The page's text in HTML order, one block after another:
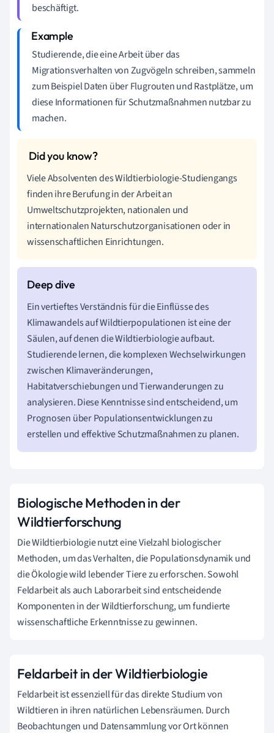
beschäftigt.
Studierende, die eine Arbeit über das
Migrationsverhalten von Zugvögeln schreiben, sammeln
zum Beispiel Daten über Flugrouten und Rastplätze, um
diese Informationen für Schutzmaßnahmen nutzbar zu
machen.
Viele Absolventen des Wildtierbiologie-Studiengangs
finden ihre Berufung in der Arbeit an
Umweltschutzprojekten, nationalen und
internationalen Naturschutzorganisationen oder in
wissenschaftlichen Einrichtungen.
Ein vertieftes Verständnis für die Einflüsse des
Klimawandels auf Wildtierpopulationen ist eine der
Säulen, auf denen die Wildtierbiologie aufbaut.
Studierende lernen, die komplexen Wechselwirkungen
zwischen Klimaveränderungen,
Habitatverschiebungen und Tierwanderungen zu
analysieren. Diese Kenntnisse sind entscheidend, um
Prognosen über Populationsentwicklungen zu
erstellen und effektive Schutzmaßnahmen zu planen.
Biologische Methoden in der
Wildtierforschung
Die Wildtierbiologie nutzt eine Vielzahl biologischer
Methoden, um das Verhalten, die Populationsdynamik und
die Ökologie wild lebender Tiere zu erforschen. Sowohl
Feldarbeit als auch Laborarbeit sind entscheidende
Komponenten in der Wildtierforschung, um fundierte
wissenschaftliche Erkenntnisse zu gewinnen.
Feldarbeit in der Wildtierbiologie
Feldarbeit ist essenziell für das direkte Studium von
Wildtieren in ihren natürlichen Lebensräumen. Durch
Beobachtungen und Datensammlung vor Ort können